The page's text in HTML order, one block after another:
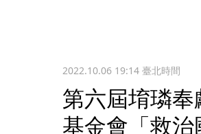
2022.10.06 19:14臺北時間
第六屆堉璘
基金會「救